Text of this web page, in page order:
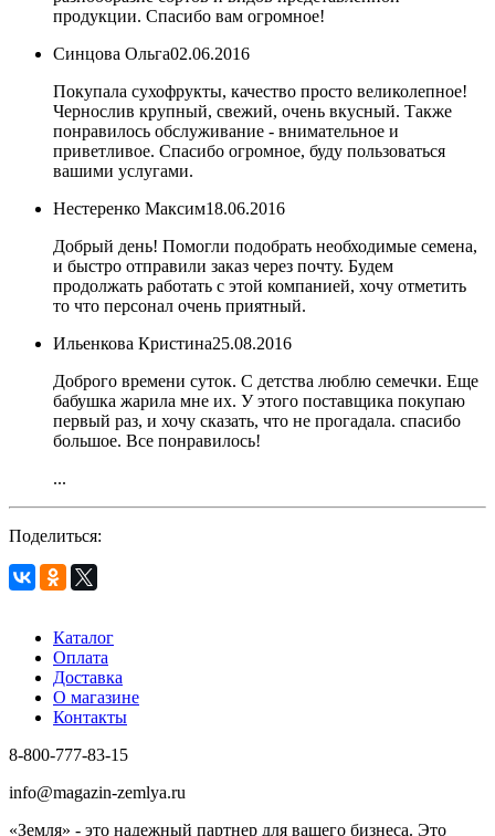
продукции. Спасибо вам огромное!
Синцова Ольга02.06.2016
Покупала сухофрукты, качество просто великолепное!
Чернослив крупный, свежий, очень вкусный. Также
понравилось обслуживание - внимательное и
приветливое. Спасибо огромное, буду пользоваться
вашими услугами.
Нестеренко Максим18.06.2016
Добрый день! Помогли подобрать необходимые семена,
и быстро отправили заказ через почту. Будем
продолжать работать с этой компанией, хочу отметить
то что персонал очень приятный.
Ильенкова Кристина25.08.2016
Доброго времени суток. С детства люблю семечки. Еще
бабушка жарила мне их. У этого поставщика покупаю
первый раз, и хочу сказать, что не прогадала. спасибо
большое. Все понравилось!
...
Поделиться:
Каталог
Оплата
Доставка
О магазине
Контакты
8-800-777-83-15
info@magazin-zemlya.ru
«Земля» - это надежный партнер для вашего бизнеса. Это